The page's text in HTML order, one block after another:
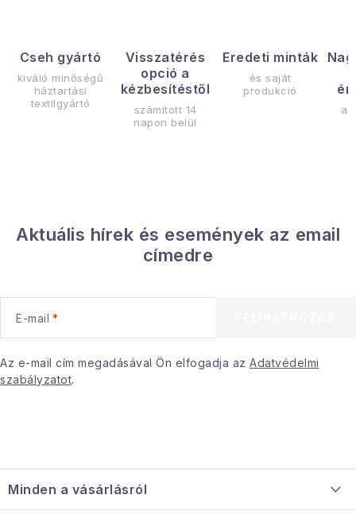
Cseh gyártó
kiváló minőségű
háztartási
textilgyártó
Visszatérés
opció a
kézbesítéstől
számított 14
napon belül
Eredeti minták
és saját
produkció
Aktuális hírek és események az email
címedre
E-mail
Az e-mail cím megadásával Ön elfogadja az Adatvédelmi
szabályzatot.
á
bMinden a vásárlásról